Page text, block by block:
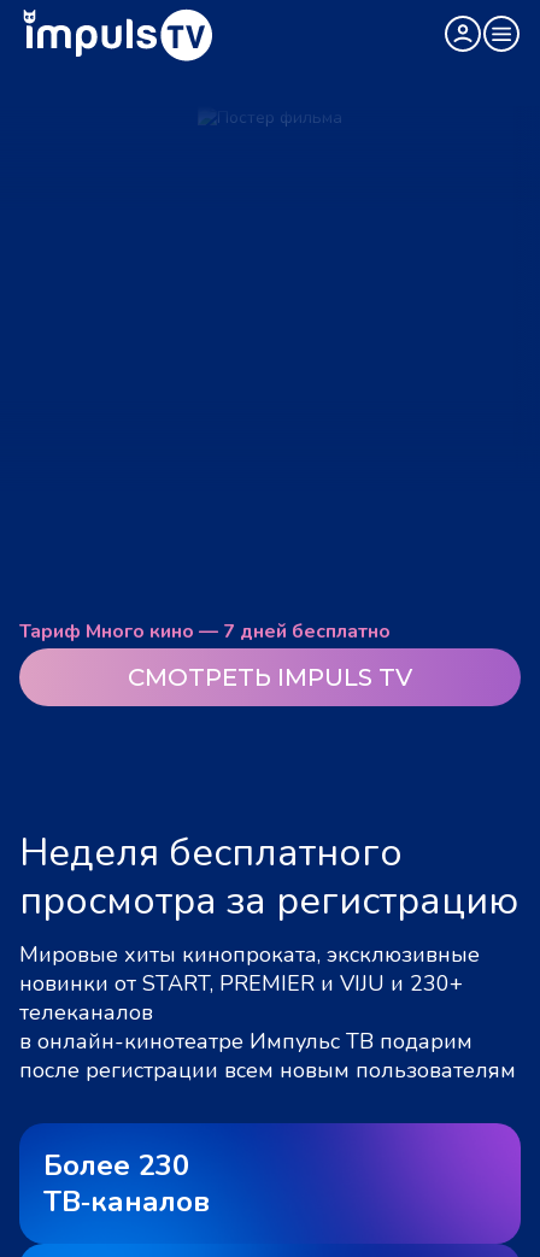
Тариф Много кино — 7 дней бесплатно
СМОТРЕТЬ IMPULS TV
Неделя бесплатного
просмотра за регистрацию
Мировые хиты кинопроката, эксклюзивные
новинки от START, PREMIER и VIJU и 230+
телеканалов
в онлайн-кинотеатре Импульс ТВ подарим
после регистрации всем новым пользователям
Более 230
ТВ‑каналов